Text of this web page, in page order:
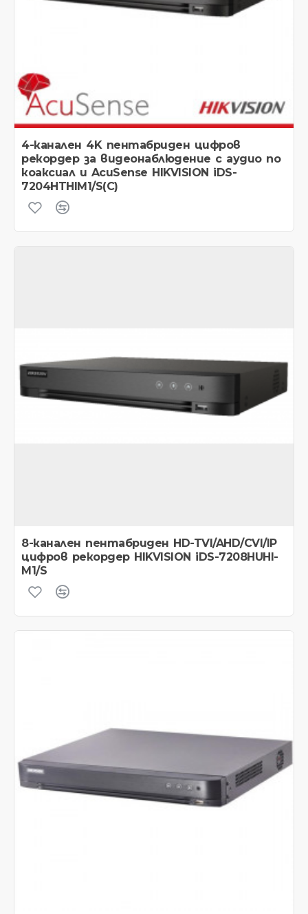
4-канален 4K пентабриден цифров
рекордер за видеонаблюдение с аудио по
коаксиал и AcuSense HIKVISION iDS-
7204HTHIM1/S(C)
8-канален пентабриден HD-TVI/AHD/CVI/IP
цифров рекордер HIKVISION iDS-7208HUHI-
M1/S